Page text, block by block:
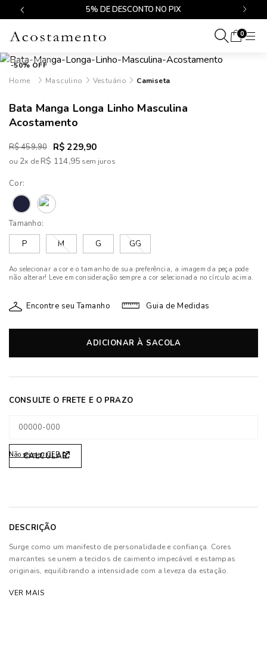
5% DE DESCONTO NO PIX
0
-50% OFF
Masculino
Vestuário Camiseta
Bata Manga Longa Linho Masculina
Acostamento
R$ 459,90 R$ 229,90
ou 2x deR$ 114,95
Cor:
Tamanho:
P
M G GG
Ao selecionar a cor e o tamanho de sua preferência, a imagem da peça pode
não alterar! Leve em consideração sempre a cor selecionada no círculo acima.
Encontre seu Tamanho Guia de Medidas
ADICIONAR À SACOLA
Não sei meu CEP
DESCRIÇÃO
Surge como um manifesto de personalidade e confiança. Cores
marcantes se unem a tecidos de caimento impecável e estampas
originais, equilibrando a intensidade com a leveza da estação.
peça numa extensão autêntica do homem moderno
VER MAIS